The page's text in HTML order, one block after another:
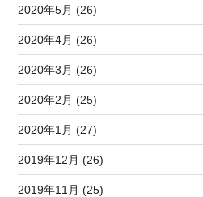
2020年5月 (26)
2020年4月 (26)
2020年3月 (26)
2020年2月 (25)
2020年1月 (27)
2019年12月 (26)
2019年11月 (25)